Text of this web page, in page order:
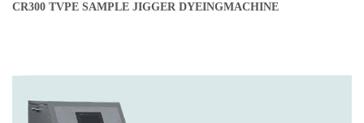
CR300 TVPE SAMPLE JIGGER DYEINGMACHINE